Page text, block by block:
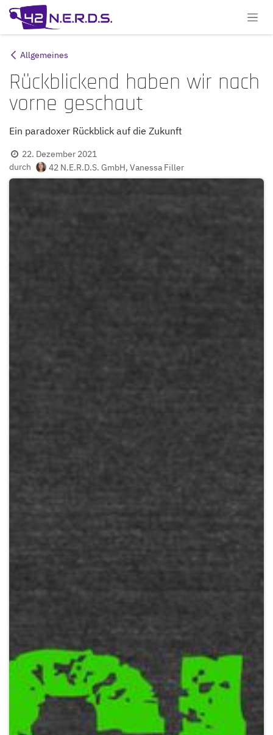
Zum Inhalt springen
Allgemeines
Rückblickend haben wir nach
vorne geschaut
Ein paradoxer Rückblick auf die Zukunft
22. Dezember 2021
durch
42 N.E.R.D.S. GmbH, Vanessa Filler